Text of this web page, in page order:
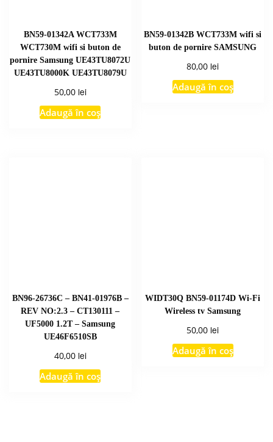
BN59-01342A WCT733M
WCT730M wifi si buton de
pornire Samsung UE43TU8072U
UE43TU8000K UE43TU8079U
50,00 lei
Adaugă în coș
BN59-01342B WCT733M wifi si
buton de pornire SAMSUNG
80,00 lei
Adaugă în coș
BN96-26736C – BN41-01976B –
REV NO:2.3 – CT130111 –
UF5000 1.2T – Samsung
UE46F6510SB
40,00 lei
Adaugă în coș
WIDT30Q BN59-01174D Wi-Fi
Wireless tv Samsung
50,00 lei
Adaugă în coș